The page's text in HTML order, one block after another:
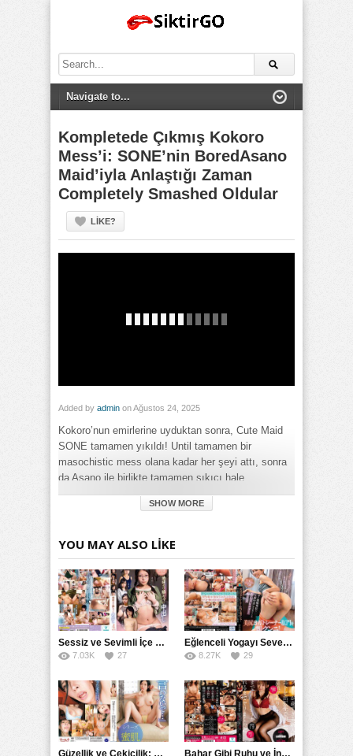
Search
for:
Kompletede Çıkmış Kokoro
Mess’i: SONE’nin BoredAsano
Maid’iyla Anlaştığı Zaman
Completely Smashed Oldular
LIKE?
Added by admin on Ağustos 24, 2025
Kokoro’nun emirlerine uyduktan sonra, Cute Maid
SONE tamamen yıkıldı! Until tamamen bir
masochistic mess olana kadar her şeyi attı, sonra
da Asano ile birlikte tamamen sıkıcı hale
getirildiğinde tamamen anlaştı.
Hemşire
Maid'iyla Anlaştığı Zaman Completely Smashed Oldular izle,
Kompletede Çıkmış Kokoro Mess'i: SONE'nin BoredAsano
Maid'iyla Anlaştığı Zaman Completely Smashed Oldular türkçe
altyazılı izle
SHOW MORE
YOU MAY ALSO LIKE
Sessiz ve Sevimli İçe Dönükler İçin Kremalı Pastalar: 后藤えmi ve KTRA’nın Özel Tarifesi
7.03K 27
Eğlenceli Yogayı Seven Bir Kadınla Seks Deneyimi
8.27K 29
Güzellik ve Çekicilik: Bir İşyeri Kadininin Hikayesi Bahar Gibi Ruhu ve İncelikle Doldurmak